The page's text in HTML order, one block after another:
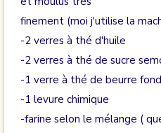
finement (moi j'utilise la
-2 verres à thé d'huile
-2 verres à thé de sucre
-1 verre à thé de beurre
-1 levure chimique
-farine selon le mélange (